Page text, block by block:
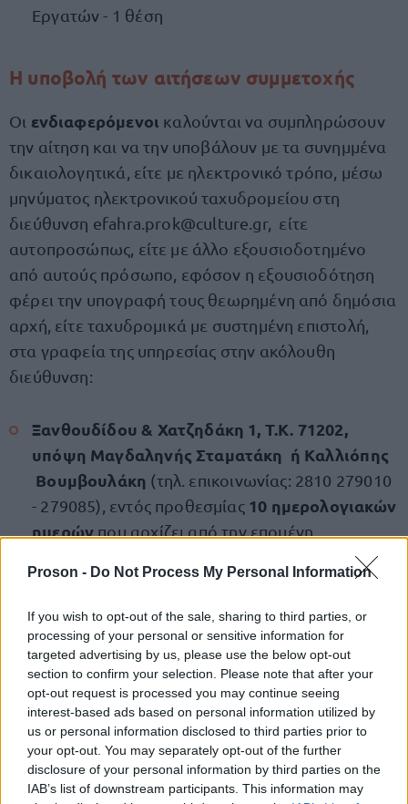
Proson - Do Not Process My Personal Information
If you wish to opt-out of the sale, sharing to third parties, or
processing of your personal or sensitive information for
targeted advertising by us, please use the below opt-out
section to confirm your selection. Please note that after your
opt-out request is processed you may continue seeing
interest-based ads based on personal information utilized by
us or personal information disclosed to third parties prior to
your opt-out. You may separately opt-out of the further
disclosure of your personal information by third parties on the
IAB’s list of downstream participants. This information may
Εργατών - 1 θέση
Η υποβολή των αιτήσεων συμμετοχής
Οι ενδιαφερόμενοι καλούνται να συμπληρώσουν
την αίτηση και να την υποβάλουν με τα συνημμένα
δικαιολογητικά, είτε με ηλεκτρονικό τρόπο, μέσω
μηνύματος ηλεκτρονικού ταχυδρομείου στη
διεύθυνση efahra.prok@culture.gr, είτε
αυτοπροσώπως, είτε με άλλο εξουσιοδοτημένο
από αυτούς πρόσωπο, εφόσον η εξουσιοδότηση
φέρει την υπογραφή τους θεωρημένη από δημόσια
αρχή, είτε ταχυδρομικά με συστημένη επιστολή,
στα γραφεία της υπηρεσίας στην ακόλουθη
διεύθυνση:
Ξανθουδίδου & Χατζηδάκη 1, Τ.Κ. 71202,
υπόψη Μαγδαληνής Σταματάκη ή Καλλιόπης
Βουμβουλάκη (τηλ. επικοινωνίας: 2810 279010
- 279085), εντός προθεσμίας 10 ημερολογιακών
ημερώνπου αρχίζει από την επομένη
(ιστοσελίδα) της εφαρμογήςΔιαύγειακαι του
ΥΠΠΟκαι της ανάρτησης της ανακοίνωσης στον
πίνακα ανακοινώσεων τηςυπηρεσίας από 5
Μαρτίου 2025 έως 14 Μαρτίου 2025.
Διαβάστε ολόκληρη την προκήρυξη των θέσεων,
ΕΔΩ.